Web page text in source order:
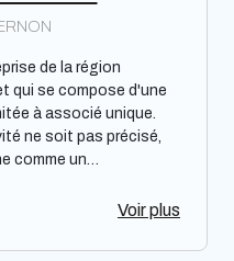
de la région
qui se compose d'une
à associé unique.
ne soit pas précisé,
comme un
ou aux performances
liés à la
Voir plus